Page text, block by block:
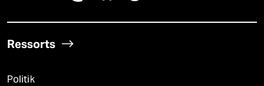
Ressorts
Politik